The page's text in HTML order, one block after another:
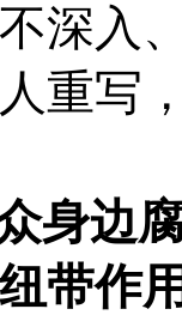
深入
重写
身边
带作